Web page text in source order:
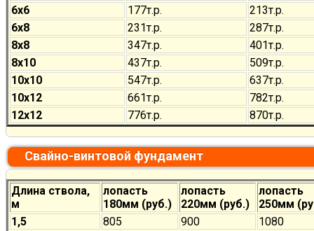
6х6
177т.р. 213т.р.
6х8
231т.р. 287т.р.
8х8
347т.р. 401т.р.
8х10
437т.р. 509т.р.
10х10
547т.р. 637т.р.
10х12
661т.р. 782т.р.
12х12
776т.р. 870т.р.
Свайно-винтовой фундамент
Длина ствола,
м
лопасть
180мм (руб.)
лопасть
220мм (руб.)
лопасть
250мм
1,5
805 900
1080